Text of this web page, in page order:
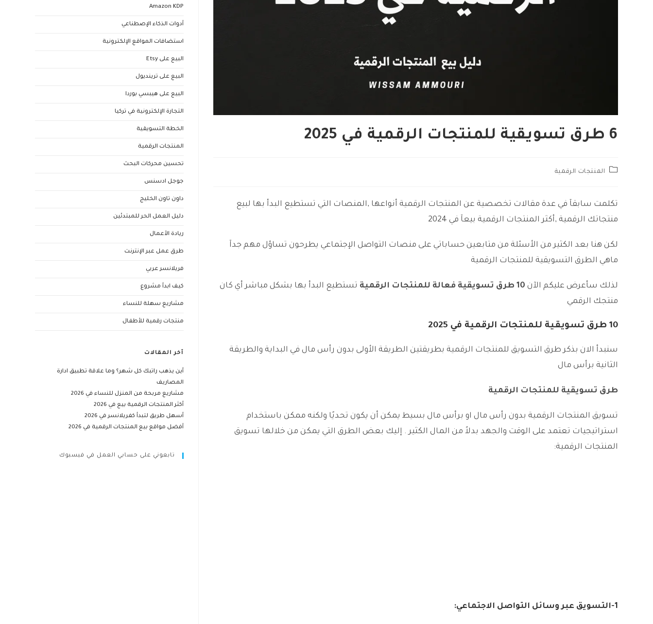
6 طرق تسويقية للمنتجات الرقمية في 2025
Post
المنتجات الرقمية
تكلمت سابقآ في عدة مقالات تخصصية عن المنتجات الرقمية أنواعها ,المنصات التي تستطيع البدأ بها لبيع
منتجاتك الرقمية ,أكثر المنتجات الرقمية بيعآ في 2024
لكن هنا بعد الكثير من الأسئلة من متابعين حساباتي على منصات التواصل الإجتماعي يطرحون تساؤل مهم جدآ
ماهي الطرق التسويقية للمنتجات الرقمية
لذلك سأعرض عليكم الآن 10 طرق تسويقية فعالة للمنتجات الرقمية
تستطيع البدأ بها بشكل مباشر أي كان
منتجك الرقمي
10 طرق تسويقية للمنتجات الرقمية في 2025
سنبدأ الان بذكر طرق التسويق للمنتجات الرقمية بطريقتين الطريقة الأولى بدون رأس مال في البداية والطريقة
الثانية برأس مال
طرق تسويقية للمنتجات الرقمية
تسويق المنتجات الرقمية بدون رأس مال او برأس مال بسيط يمكن أن يكون تحديًا ولكنه ممكن باستخدام
استراتيجيات تعتمد على الوقت والجهد بدلاً من المال الكثير . إليك بعض الطرق التي يمكن من خلالها تسويق
المنتجات الرقمية:
1- التسويق عبر وسائل التواصل الاجتماعي:
Amazon KDP
أدوات الذكاء الإصطناعي
استضافات المواقع الإلكترونية
البيع على Etsy
البيع على ترينديول
البيع على هيبسي بوردا
التجارة الإلكترونية في تركيا
الخطة التسويقية
المنتجات الرقمية
تحسين محركات البحث
جوجل ادسنس
داون تاون الخليج
دليل العمل الحر للمبتدئين
ريادة الأعمال
طرق عمل عبر الإنترنت
فريلانسر عربي
كيف ابدأ مشروع
مشاريع سهلة للنساء
منتجات رقمية للأطفال
آخر المقالات
أين يذهب راتبك كل شهر؟ وما علاقة تطبيق ادارة
المصاريف
مشاريع مربحة من المنزل للنساء في 2026
أكثر المنتجات الرقمية بيع في 2026
أسهل طريق لتبدأ كفريلانسر في 2026
أفضل مواقع بيع المنتجات الرقمية في 2026
تابعوني على حسابي العمل في فيسبوك